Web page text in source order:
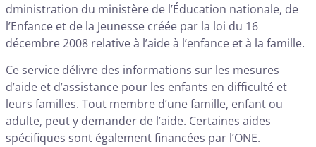
dministration du ministère de l’Éducation nationale, de
l’Enfance et de la Jeunesse créée par la loi du 16
décembre 2008 relative à l’aide à l’enfance et à la famille.
Ce service délivre des informations sur les mesures
d’aide et d’assistance pour les enfants en difficulté et
leurs familles. Tout membre d’une famille, enfant ou
adulte, peut y demander de l’aide. Certaines aides
spécifiques sont également financées par l’ONE.